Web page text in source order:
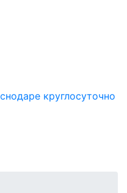
круглосуточно